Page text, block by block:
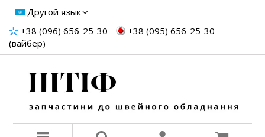
Другой язык
+38 (096) 656-25-30
+38 (095) 656-25-30
(вайбер)